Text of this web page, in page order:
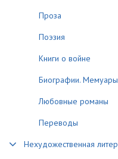
Проза
Поэзия
Книги о войне
Биографии. Мемуары
Любовные романы
Переводы
Нехудожественная